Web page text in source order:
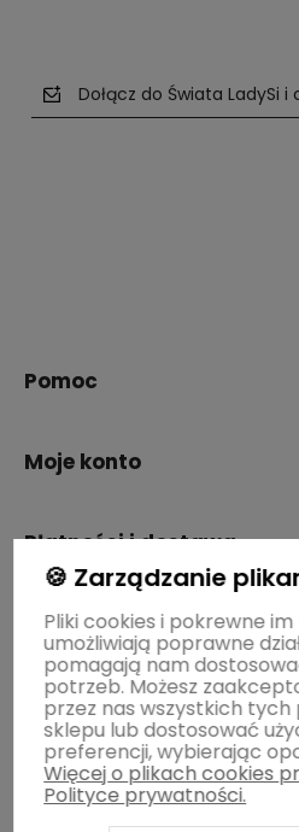
Dołącz do Świata LadySi
Pomoc
Moje konto
Płatności i dostawa
Informacje
O nas
🍪 Zarządzanie
Pliki cookies i pokrewne
umożliwiają poprawne
pomagają nam
potrzeb. Możesz
przez nas wszystkich tych
sklepu lub dostosować
preferencji, wybierając
Więcej o plikach cookies
Polityce prywatności.